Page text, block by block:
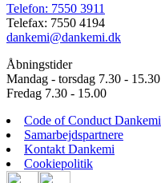
Telefon: 7550 3911
Telefax: 7550 4194
dankemi@dankemi.dk
Åbningstider
Mandag - torsdag 7.30 - 15.30
Fredag 7.30 - 15.00
Code of Conduct Dankemi
Samarbejdspartnere
Kontakt Dankemi
Cookiepolitik